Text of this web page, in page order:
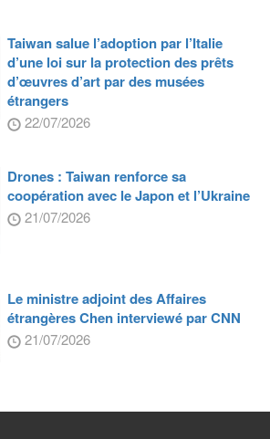
Taiwan salue l’adoption par l’Italie
d’une loi sur la protection des prêts
d’œuvres d’art par des musées
étrangers
22/07/2026
Drones : Taiwan renforce sa
coopération avec le Japon et l’Ukraine
21/07/2026
Le ministre adjoint des Affaires
étrangères Chen interviewé par CNN
21/07/2026